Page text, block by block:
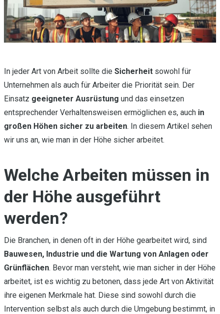
In jeder Art von Arbeit sollte die Sicherheit sowohl für
Unternehmen als auch für Arbeiter die Priorität sein. Der
Einsatz geeigneter Ausrüstung und das einsetzen
entsprechender Verhaltensweisen ermöglichen es, auch in
großen Höhen sicher zu arbeiten. In diesem Artikel sehen
wir uns an, wie man in der Höhe sicher arbeitet.
Welche Arbeiten müssen in
der Höhe ausgeführt
werden?
Die Branchen, in denen oft in der Höhe gearbeitet wird, sind
Bauwesen, Industrie und die Wartung von Anlagen oder
Grünflächen. Bevor man versteht, wie man sicher in der Höhe
arbeitet, ist es wichtig zu betonen, dass jede Art von Aktivität
ihre eigenen Merkmale hat. Diese sind sowohl durch die
Intervention selbst als auch durch die Umgebung bestimmt, in